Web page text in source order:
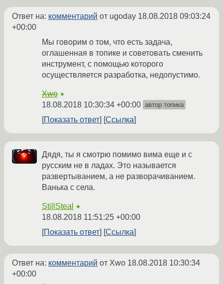
Ответ на: комментарий от ugoday 18.08.2018 09:03:24
+00:00
Мы говорим о том, что есть задача,
оглашенная в топике и советовать сменить
инструмент, с помощью которого
осуществляется разработка, недопустимо.
Xwo ★
18.08.2018 10:30:34 +00:00 автор топика
Показать ответ Ссылка
Дядя, ты я смотрю помимо вима еще и с
русским не в ладах. Это называется
развертыванием, а не разворачиванием.
Ванька с села.
StillSteal ★
18.08.2018 11:51:25 +00:00
Показать ответ
Ссылка
Ответ на: комментарий от Xwo 18.08.2018 10:30:34
+00:00